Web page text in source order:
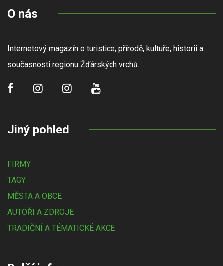
O nás
Internetový magazín o turistice, přírodě, kultuře, historii a
současnosti regionu Žďárských vrchů.
Jiný pohled
FIRMY
TAGY
MĚSTA A OBCE
AUTOŘI A ZDROJE
TRADIČNÍ A TÉMATICKÉ AKCE